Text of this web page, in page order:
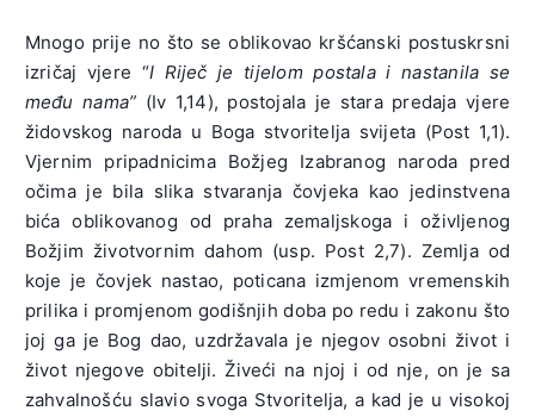
Mnogo prije no što se oblikovao kršćanski postuskrsni
izričaj vjere “I Riječ je tijelom postala i nastanila se
među nama” (Iv 1,14), postojala je stara predaja vjere
židovskog naroda u Boga stvoritelja svijeta (Post 1,1).
Vjernim pripadnicima Božjeg Izabranog naroda pred
očima je bila slika stvaranja čovjeka kao jedinstvena
bića oblikovanog od praha zemaljskoga i oživljenog
Božjim životvornim dahom (usp. Post 2,7). Zemlja od
koje je čovjek nastao, poticana izmjenom vremenskih
prilika i promjenom godišnjih doba po redu i zakonu što
joj ga je Bog dao, uzdržavala je njegov osobni život i
život njegove obitelji. Živeći na njoj i od nje, on je sa
zahvalnošću slavio svoga Stvoritelja, a kad je u visokoj